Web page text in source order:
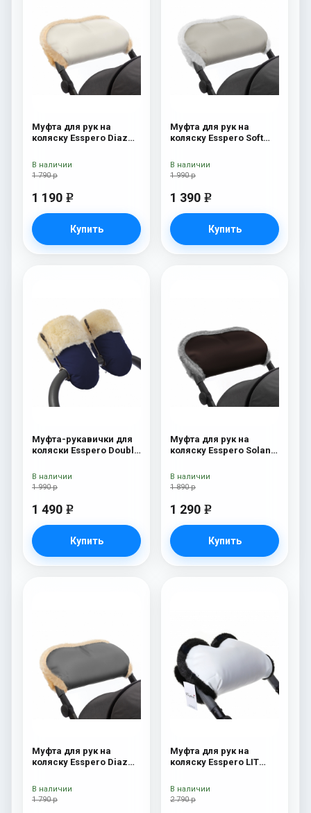
Муфта для рук на
коляску Esspero Diaz
Beige
1 790 р
1 190 e
Купить
В наличии
Муфта для рук на
коляску Esspero Soft
1 990 р
1 390 e
Купить
В наличии
Муфта-рукавички для
коляски Esspero Double
Navy
1 990 р
1 490 e
Купить
В наличии
Муфта для рук на
коляску Esspero Solana
Brown
1 890 р
1 290 e
Купить
В наличии
Муфта для рук на
коляску Esspero Diaz
Grey
1 790 р
В наличии
Муфта для рук на
коляску Esspero LIT
white/black
2 790 р
В наличии